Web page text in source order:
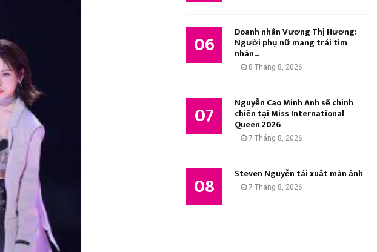
06 Doanh nhân Vương Thị Hương:
Người phụ nữ mang trái tim
nhân...
8 Tháng 8, 2026
07 Nguyễn Cao Minh Anh sẽ chinh
chiến tại Miss International
Queen 2026
7 Tháng 8, 2026
08 Steven Nguyễn tái xuất màn ảnh
7 Tháng 8, 2026